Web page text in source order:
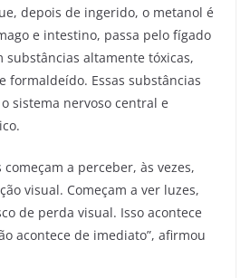
depois de ingerido, o metanol é
e intestino, passa pelo fígado
substâncias altamente tóxicas,
formaldeído. Essas substâncias
sistema nervoso central e
começam a perceber, às vezes,
visual. Começam a ver luzes,
de perda visual. Isso acontece
acontece de imediato”, afirmou